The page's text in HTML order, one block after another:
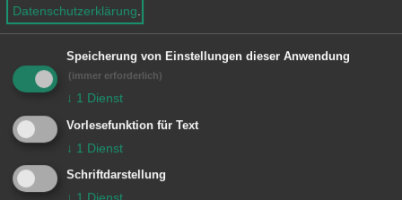
Diese Einrichtung gehört zu
Dezernat II - Baudezernat - Erster
Bürgermeister Wolfgang Steidle
Zugehörige Abteilungen
Baugewerke
Datenschutzerklärung
Speicherung von Einstellungen dieser Anwendung
(immer erforderlich)
↓ 1 Dienst
Vorlesefunktion für Text
↓ 1 Dienst
Schriftdarstellung